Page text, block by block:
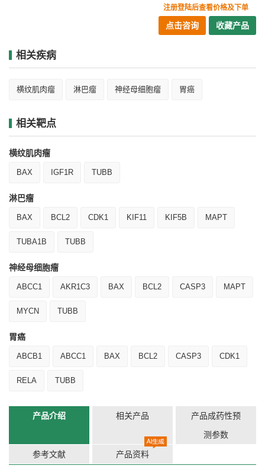
注册登陆后查看价格及下单
点击咨询 收藏产品
相关疾病
横纹肌肉瘤 淋巴瘤 神经母细胞瘤 胃癌
相关靶点
横纹肌肉瘤
BAX IGF1R TUBB
淋巴瘤
BAX BCL2 CDK1 KIF11 KIF5B MAPT
TUBA1B TUBB
神经母细胞瘤
ABCC1 AKR1C3 BAX BCL2 CASP3 MAPT
MYCN TUBB
胃癌
ABCB1 ABCC1 BAX BCL2 CASP3 CDK1
RELA TUBB
产品介绍 相关产品
产品成药性预
测参数
参考文献 产品资料